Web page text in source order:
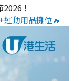
！
動用品攤位🔥